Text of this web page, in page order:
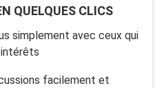
QUELQUES CLICS
simplement avec ceux qui
facilement et